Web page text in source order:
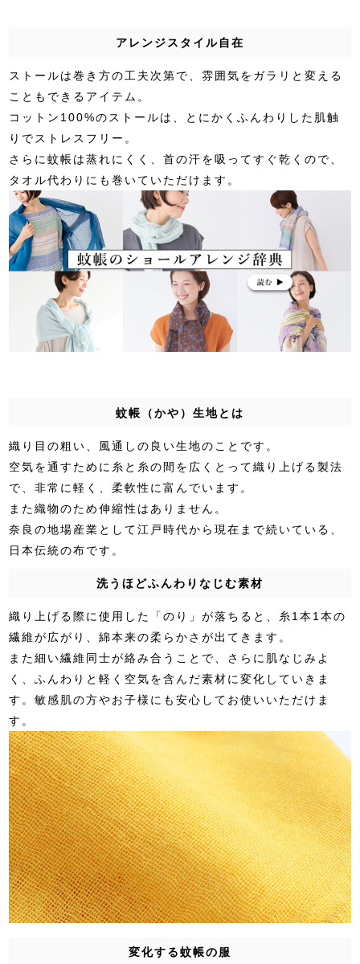
アレンジスタイル自在
ストールは巻き方の工夫次第で、雰囲気をガラリと変える
こともできるアイテム。
コットン100%のストールは、とにかくふんわりした肌触
りでストレスフリー。
さらに蚊帳は蒸れにくく、首の汗を吸ってすぐ乾くので、
タオル代わりにも巻いていただけます。
蚊帳（かや）生地とは
織り目の粗い、風通しの良い生地のことです。
空気を通すために糸と糸の間を広くとって織り上げる製法
で、非常に軽く、柔軟性に富んでいます。
また織物のため伸縮性はありません。
奈良の地場産業として江戸時代から現在まで続いている、
日本伝統の布です。
洗うほどふんわりなじむ素材
織り上げる際に使用した「のり」が落ちると、糸1本1本の
繊維が広がり、綿本来の柔らかさが出てきます。
また細い繊維同士が絡み合うことで、さらに肌なじみよ
く、ふんわりと軽く空気を含んだ素材に変化していきま
す。敏感肌の方やお子様にも安心してお使いいただけま
す。
変化する蚊帳の服